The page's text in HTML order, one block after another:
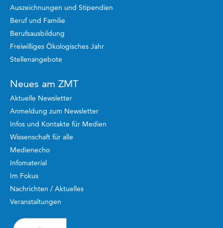
Auszeichnungen und Stipendien
Beruf und Familie
Berufsausbildung
Freiwilliges Ökologisches Jahr
Stellenangebote
Neues am ZMT
Aktuelle Newsletter
Anmeldung zum Newsletter
Infos und Kontakte für Medien
Wissenschaft für alle
Medienecho
Infomaterial
Im Fokus
Nachrichten / Aktuelles
Veranstaltungen